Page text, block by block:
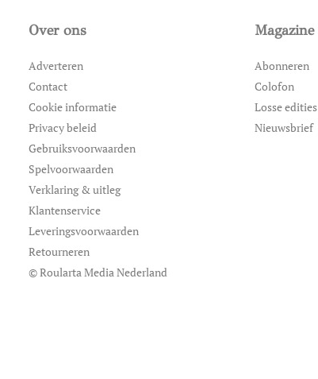
Over ons
Adverteren
Contact
Cookie informatie
Privacy beleid
Gebruiksvoorwaarden
Spelvoorwaarden
Verklaring & uitleg
Klantenservice
Leveringsvoorwaarden
Retourneren
© Roularta Media Nederland
Magazine
Abonneren
Colofon
Losse edities
Nieuwsbrief